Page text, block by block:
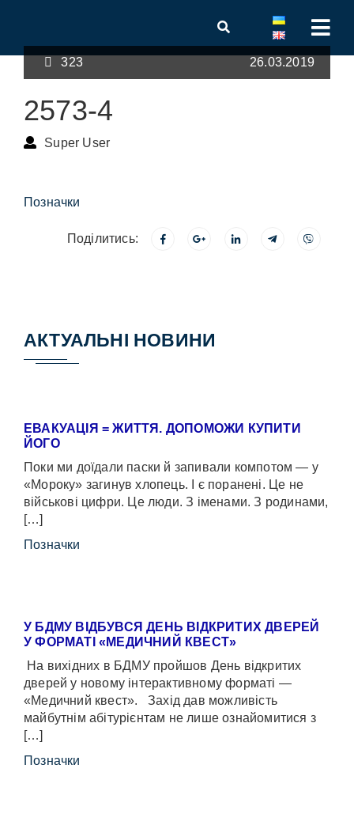
323 26.03.2019
2573-4
Super User
Позначки
Поділитись:
АКТУАЛЬНІ НОВИНИ
ЕВАКУАЦІЯ = ЖИТТЯ. ДОПОМОЖИ КУПИТИ
ЙОГО
Поки ми доїдали паски й запивали компотом — у
«Мороку» загинув хлопець. І є поранені. Це не
військові цифри. Це люди. З іменами. З родинами,
[…]
Позначки
У БДМУ ВІДБУВСЯ ДЕНЬ ВІДКРИТИХ ДВЕРЕЙ
У ФОРМАТІ «МЕДИЧНИЙ КВЕСТ»
На вихідних в БДМУ пройшов День відкритих
дверей у новому інтерактивному форматі —
«Медичний квест». Захід дав можливість
майбутнім абітурієнтам не лише ознайомитися з
[…]
Позначки